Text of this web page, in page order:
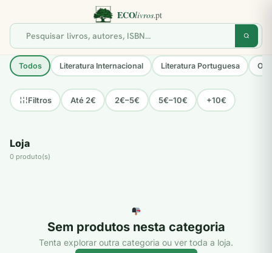
Todos Literatura Internacional Literatura Portuguesa
Filtros Até 2€ 2€–5€ 5€–10€ +10€
Loja
0 produto(s)
Sem produtos nesta categoria
Tenta explorar outra categoria ou ver toda a loja.